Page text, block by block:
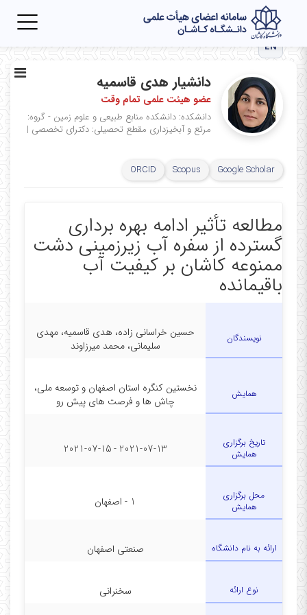
EN
دانشیار هدی قاسمیه
عضو هیئت علمی تمام وقت
دانشکده: دانشکده منابع طبیعی و علوم زمین - گروه:
مرتع و آبخیزداری مقطع تحصیلی: دکترای تخصصی |
Google Scholar
Scopus
ORCID
مطالعه تأثیر ادامه بهره برداری
گسترده از سفره آب زیرزمینی دشت
ممنوعه کاشان بر کیفیت آب
باقیمانده
نویسندگان
حسین خراسانی زاده، هدی قاسمیه، مهدی
سلیمانی، محمد میرزاوند
همایش
نخستین کنگره استان اصفهان و توسعه ملی،
چاش ها و فرصت های پیش رو
تاریخ برگزاری
همایش
2021-07-13 - 2021-07-15
محل برگزاری
همایش
1 - اصفهان
ارائه به نام دانشگاه صنعتی اصفهان
نوع ارائه سخنرانی